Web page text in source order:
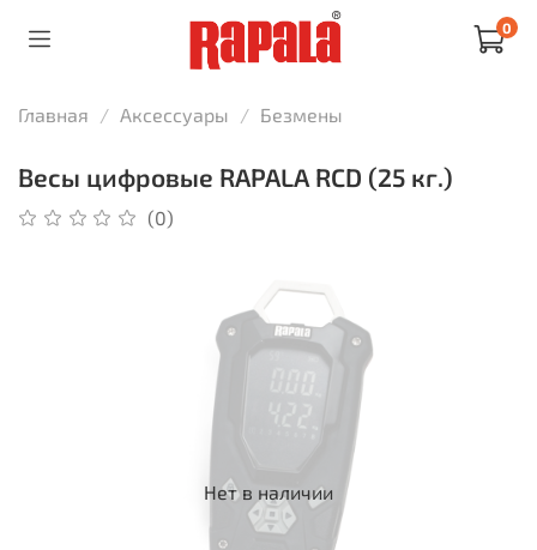
0
Главная Аксессуары Безмены
Весы цифровые RAPALA RCD (25 кг.)
(0)
Нет в наличии